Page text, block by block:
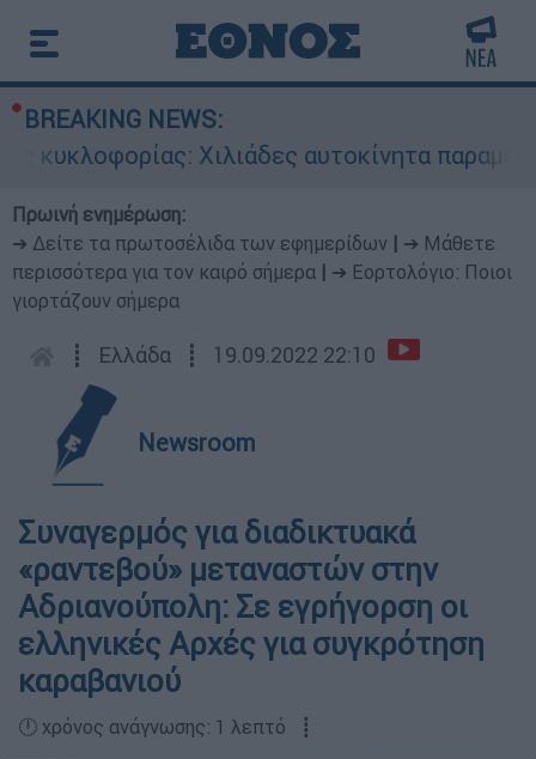
BREAKING NEWS:
Χιλιάδες αυτοκίνητα
Πρωινή ενημέρωση:
➔ Δείτε τα πρωτοσέλιδα των εφημερίδων
➔ Μάθετε
περισσότερα για τον καιρό σήμερα
➔ Εορτολόγιο: Ποιοι
γιορτάζουν σήμερα
┋ Ελλάδα ┋ 19.09.2022 22:10
Newsroom
Συναγερμός για διαδικτυακά
«ραντεβού» μεταναστών στην
Αδριανούπολη: Σε εγρήγορση οι
ελληνικές Αρχές για συγκρότηση
καραβανιού
🕛 χρόνος ανάγνωσης: 1 λεπτό ┋